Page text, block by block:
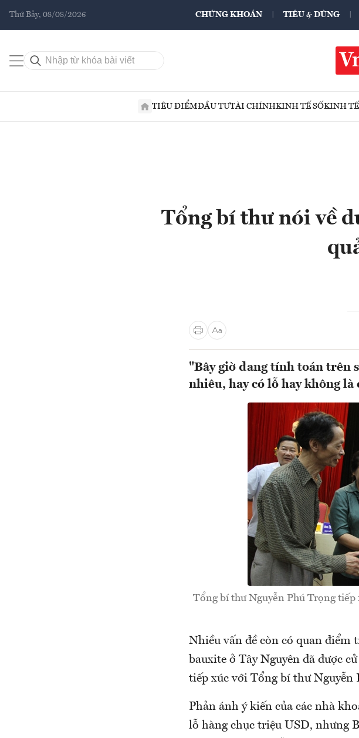
Thứ Bảy, 08/08/2026 CHỨNG KHOÁN TIÊU & DÙNG
TIÊU ĐIỂMĐẦU TƯTÀI CHÍNHKINH TẾ SỐKINH
Tổng bí thư nói về
"Bây giờ đang tính toán trên
nhiêu, hay có lỗ hay không là
Tổng bí thư Nguyễn Phú Trọng
Nhiều vấn đề còn có quan điểm
bauxite ở Tây Nguyên đã được
tiếp xúc với Tổng bí thư Nguyễn
Phản ánh ý kiến của các nhà
lỗ hàng chục triệu USD, nhưng